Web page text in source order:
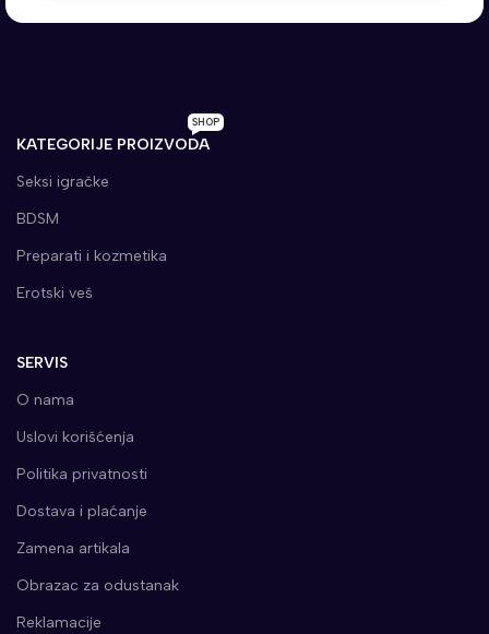
KATEGORIJE PROIZVODA
SHOP
Seksi igračke
BDSM
Preparati i kozmetika
Erotski veš
SERVIS
O nama
Uslovi korišćenja
Politika privatnosti
Dostava i plaćanje
Zamena artikala
Obrazac za odustanak
Reklamacije